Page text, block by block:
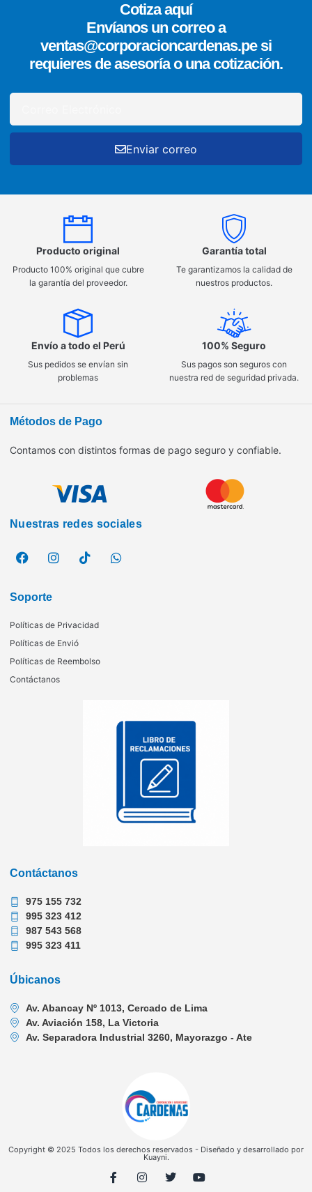
Cotiza aquí
Envíanos un correo a
ventas@corporacioncardenas.pe si
requieres de asesoría o una cotización.
Enviar correo
Producto original
Producto 100% original que cubre
la garantía del proveedor.
Garantía total
Te garantizamos la calidad de
nuestros productos.
Envío a todo el Perú
Sus pedidos se envían sin
problemas
100% Seguro
Sus pagos son seguros con
nuestra red de seguridad privada.
Métodos de Pago
Contamos con distintos formas de pago seguro y confiable.
Nuestras redes sociales
Soporte
Políticas de Privacidad
Políticas de Envió
Políticas de Reembolso
Contáctanos
Contáctanos
975 155 732
995 323 412
987 543 568
995 323 411
Úbicanos
Av. Abancay Nº 1013, Cercado de Lima
Av. Aviación 158, La Victoria
Av. Separadora Industrial 3260, Mayorazgo - Ate
Copyright © 2025 Todos los derechos reservados - Diseñado y desarrollado por
Kuayni.